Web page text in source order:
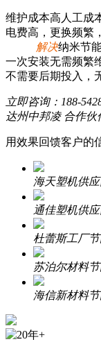
维护成本高人工成
电费高，更换频繁
解决纳米节
一次安装无需频繁
不需要后期投入，
立即咨询： 188-
达州中邦凌 合作伙
用效果回馈客户的
海天塑机供
通佳塑机供
杜蕾斯工厂
苏泊尔材料
海信新材料